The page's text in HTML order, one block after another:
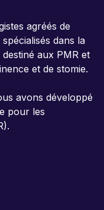
agréés de
dans la
aux PMR et
et de stomie.
avons développé
pour les